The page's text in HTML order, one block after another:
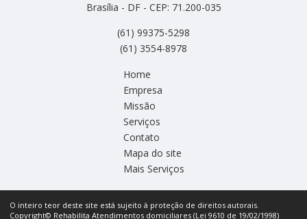
Brasília - DF - CEP: 71.200-035
(61) 99375-5298
(61) 3554-8978
Home
Empresa
Missão
Serviços
Contato
Mapa do site
Mais Serviços
O inteiro teor deste site está sujeito à proteção de direitos autorais.
Copyright© Rehabilita Atendimentos domiciliares (Lei 9610 de 19/02/1998)